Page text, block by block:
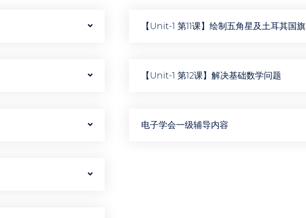
【Unit-1 第11课】绘制五角星及土耳其国旗
【Unit-1 第12课】解决基础数学问题
电子学会一级辅导内容